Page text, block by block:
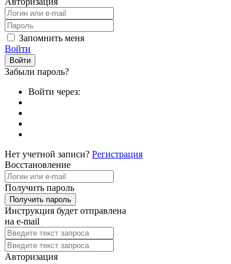
Запомнить меня
Войти
Забыли пароль?
Войти через:
Нет учетной записи? Регистрация
Восстановление
Получить пароль
Инструкция будет отправлена
на e-mail
Авторизация